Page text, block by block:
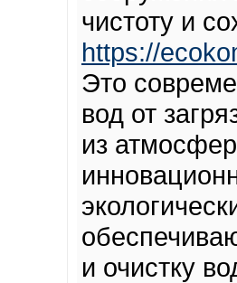
чистоту и
https://
Это
вод от
из
и очистку